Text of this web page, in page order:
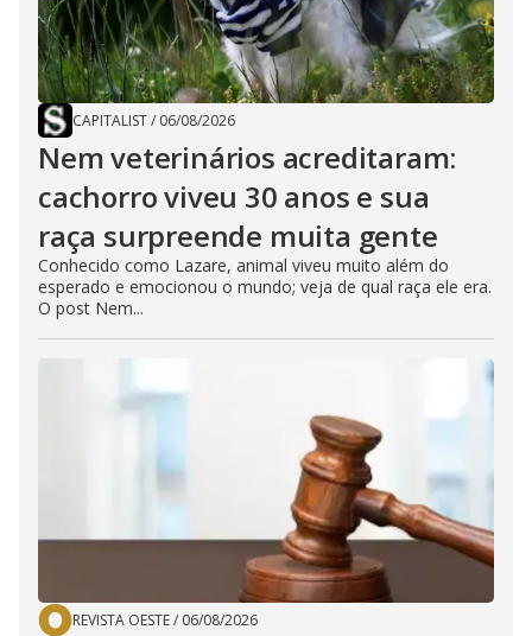
CAPITALIST/ 06/08/2026
Nem veterinários acreditaram:
cachorro viveu 30 anos e sua
raça surpreende muita gente
Conhecido como Lazare, animal viveu muito além do
esperado e emocionou o mundo; veja de qual raça ele era.
O post Nem...
REVISTA OESTE/ 06/08/2026